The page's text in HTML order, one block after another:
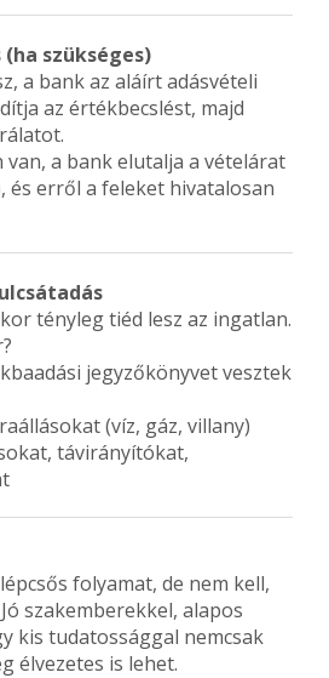
szükséges)
a bank az aláírt adásvételi
az értékbecslést, majd
van, a bank elutalja a vételárat
és erről a feleket hivatalosan
tényleg tiéd lesz az ingatlan.
jegyzőkönyvet vesztek
(víz, gáz, villany)
távirányítókat,
folyamat, de nem kell,
szakemberekkel, alapos
kis tudatossággal nemcsak
élvezetes is lehet.